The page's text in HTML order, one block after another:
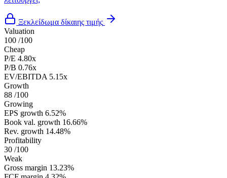
Ξεκλείδωμα δίκαιης τιμής
Valuation
100 /100
Cheap
P/E 4.80x
P/B 0.76x
EV/EBITDA 5.15x
Growth
88 /100
Growing
EPS growth 6.52%
Book val. growth 16.66%
Rev. growth 14.48%
Profitability
30 /100
Weak
Gross margin 13.23%